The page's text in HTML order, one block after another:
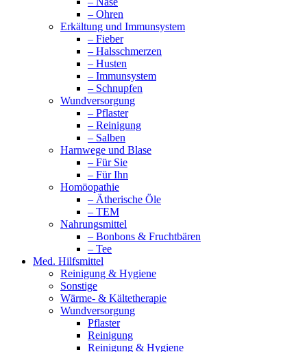
– Ohren
Erkältung und Immunsystem
– Fieber
– Halsschmerzen
– Husten
– Immunsystem
– Schnupfen
Wundversorgung
– Pflaster
– Reinigung
– Salben
Harnwege und Blase
– Für Sie
– Für Ihn
Homöopathie
– Ätherische Öle
– TEM
Nahrungsmittel
– Bonbons & Fruchtbären
– Tee
Med. Hilfsmittel
Reinigung & Hygiene
Sonstige
Wärme- & Kältetherapie
Wundversorgung
Pflaster
Reinigung
Reinigung & Hygiene